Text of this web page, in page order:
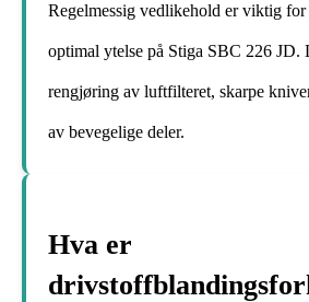
Regelmessig vedlikehold er viktig for
optimal ytelse på Stiga SBC 226 JD.
rengjøring av luftfilteret, skarpe
av bevegelige deler.
Hva er